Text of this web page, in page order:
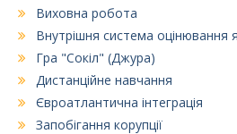
Виховна робота
Внутрішня система оцінювання
Гра "Сокіл" (Джура)
Дистанційне навчання
Євроатлантична інтеграція
Запобігання корупції